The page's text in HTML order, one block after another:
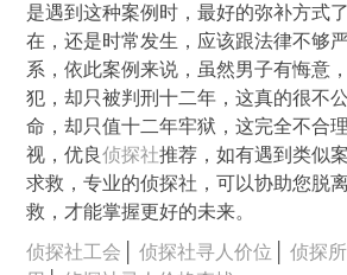
是遇到这种案例时，最好的弥补方式
在，还是时常发生，应该跟法律不够
系，依此案例来说，虽然男子有悔意
犯，却只被判刑十二年，这真的很不
命，却只值十二年牢狱，这完全不合
视，优良侦探社推荐，如有遇到类似
求救，专业的侦探社，可以协助您脱
救，才能掌握更好的未来。
侦探社工会 │侦探社寻人价位 │侦探所